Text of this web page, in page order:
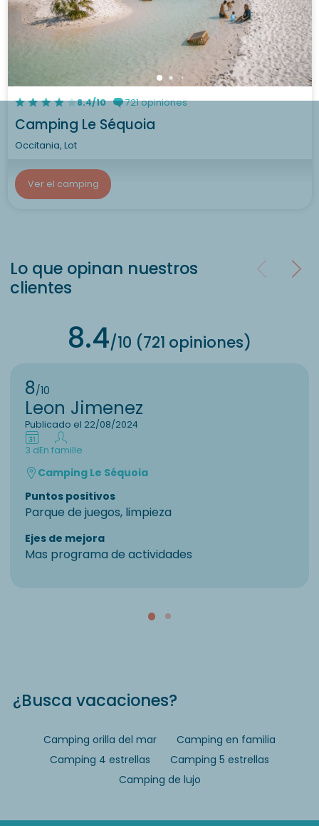
8.4/10 721 opiniones
Camping Le Séquoia
Occitania, Lot
Ver el camping
Lo que opinan nuestros
clientes
8.4/10 (721 opiniones)
8/10
Leon Jimenez
Publicado el 22/08/2024
3 dEn famille
Camping Le Séquoia
Puntos positivos
Parque de juegos, limpieza
Ejes de mejora
Mas programa de actividades
¿Busca vacaciones?
Camping orilla del mar
Camping en familia
Camping 4 estrellas
Camping 5 estrellas
Camping de lujo